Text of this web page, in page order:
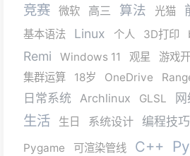
竞赛 微软 高三 算法 光猫
基本语法
Linux 个人 3D打印
Remi
Windows 11 观星 游戏
集群运算 18岁 OneDrive
日常系统 Archlinux GLSL
生活 生日 系统设计 编程技巧
Pygame 可渲染管线 C++